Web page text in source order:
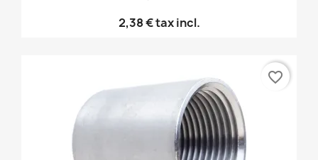
2,38 €tax incl.
favorite_border